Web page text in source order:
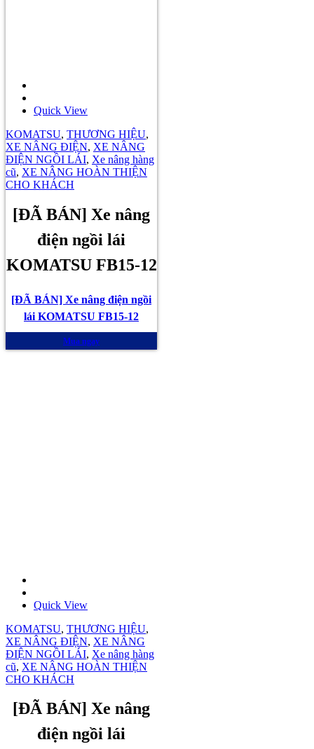
Quick View
KOMATSU, THƯƠNG HIỆU,
XE NÂNG ĐIỆN, XE NÂNG
ĐIỆN NGỒI LÁI, Xe nâng hàng
cũ, XE NÂNG HOÀN THIỆN
CHO KHÁCH
[ĐÃ BÁN] Xe nâng
điện ngồi lái
KOMATSU FB15-12
[ĐÃ BÁN] Xe nâng điện ngồi
lái KOMATSU FB15-12
Mua ngay
Quick View
KOMATSU, THƯƠNG HIỆU,
XE NÂNG ĐIỆN, XE NÂNG
ĐIỆN NGỒI LÁI, Xe nâng hàng
cũ, XE NÂNG HOÀN THIỆN
CHO KHÁCH
[ĐÃ BÁN] Xe nâng
điện ngồi lái